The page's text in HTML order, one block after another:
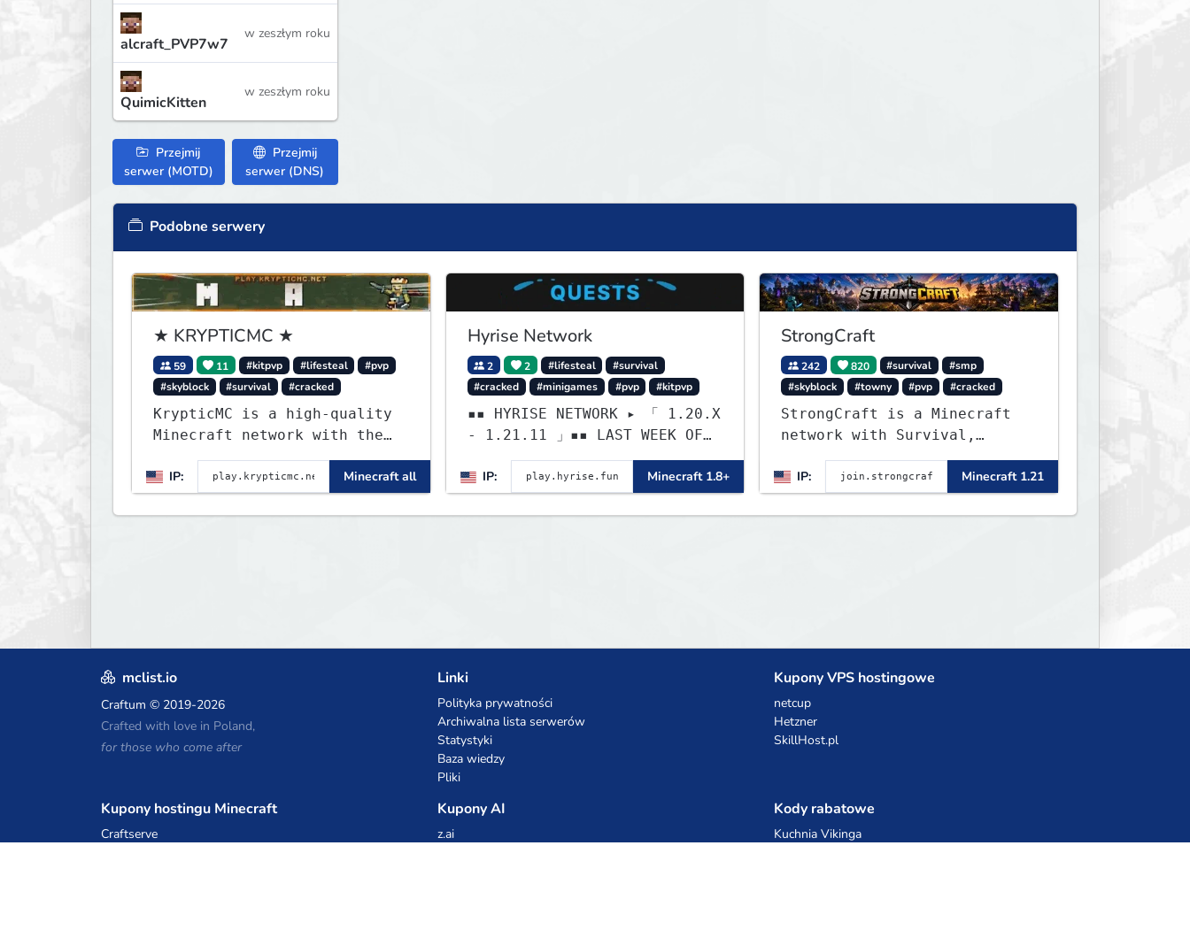
alcraft_PVP7w7
w zeszłym roku
QuimicKitten
w zeszłym roku
Przejmij
serwer (MOTD)
Przejmij
serwer (DNS)
Podobne serwery
★ KRYPTICMC ★
59 11 #kitpvp #lifesteal
#pvp
#skyblock
#survival #cracked
KrypticMC is a high-quality
Minecraft network with the
BEST gamemodes you'll ever
play. Minigames, KitPvP,
Lifesteal, Prison, Practice,
Bedwars, Skywars, & much
IP: Minecraft all
Hyrise Network
2 2 #lifesteal
#survival
#cracked
#minigames #pvp #kitpvp
▪▪ HYRISE NETWORK ▸ 「 1.20.X
- 1.21.11 」▪▪ LAST WEEK OF
LIFESTEAL! ┃
discord.gg/hyrise
IP: Minecraft 1.8+
StrongCraft
242 820 #survival
#smp
#skyblock
#towny #pvp #cracked
StrongCraft is a Minecraft
network with Survival,
Creative, Skyblock, Prison,
Towny, PvP, LifeSteal,
Events, and more. Pick a
server and start playing.
IP: Minecraft 1.21
mclist.io
Craftum © 2019-2026
Crafted with love in Poland,
for those who come after
Linki
Polityka prywatności
Archiwalna lista serwerów
Statystyki
Baza wiedzy
Pliki
Kupony VPS hostingowe
netcup
Hetzner
SkillHost.pl
Kupony hostingu Minecraft
Craftserve
Kupony AI
z.ai
Kody rabatowe
Kuchnia Vikinga